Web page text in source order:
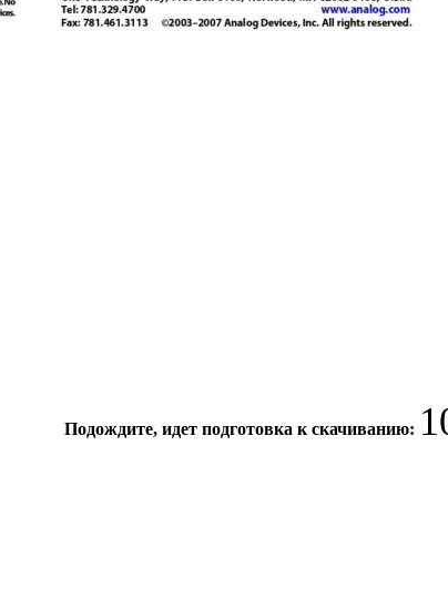
Подождите, идет подготовка к скачиванию: